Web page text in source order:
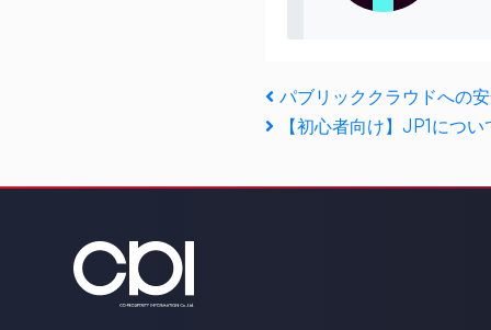
投
稿
ナ
Previous
Post
パブリッククラウドへの
Next
【初心者向け】JP1につ